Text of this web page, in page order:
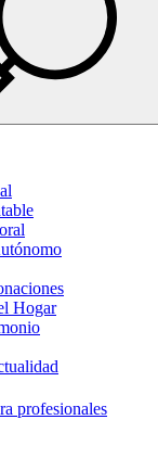
Hogar
profesionales